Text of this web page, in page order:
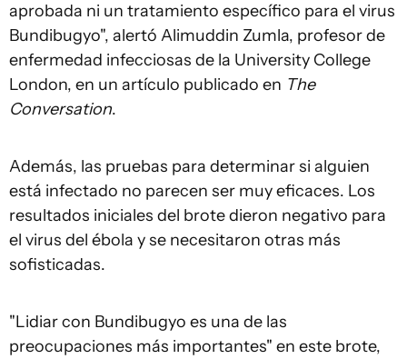
aprobada ni un tratamiento específico para el virus
Bundibugyo", alertó Alimuddin Zumla, profesor de
enfermedad infecciosas de la University College
London, en un artículo publicado en The
Conversation.
Además, las pruebas para determinar si alguien
está infectado no parecen ser muy eficaces. Los
resultados iniciales del brote dieron negativo para
el virus del ébola y se necesitaron otras más
sofisticadas.
"Lidiar con Bundibugyo es una de las
preocupaciones más importantes" en este brote,